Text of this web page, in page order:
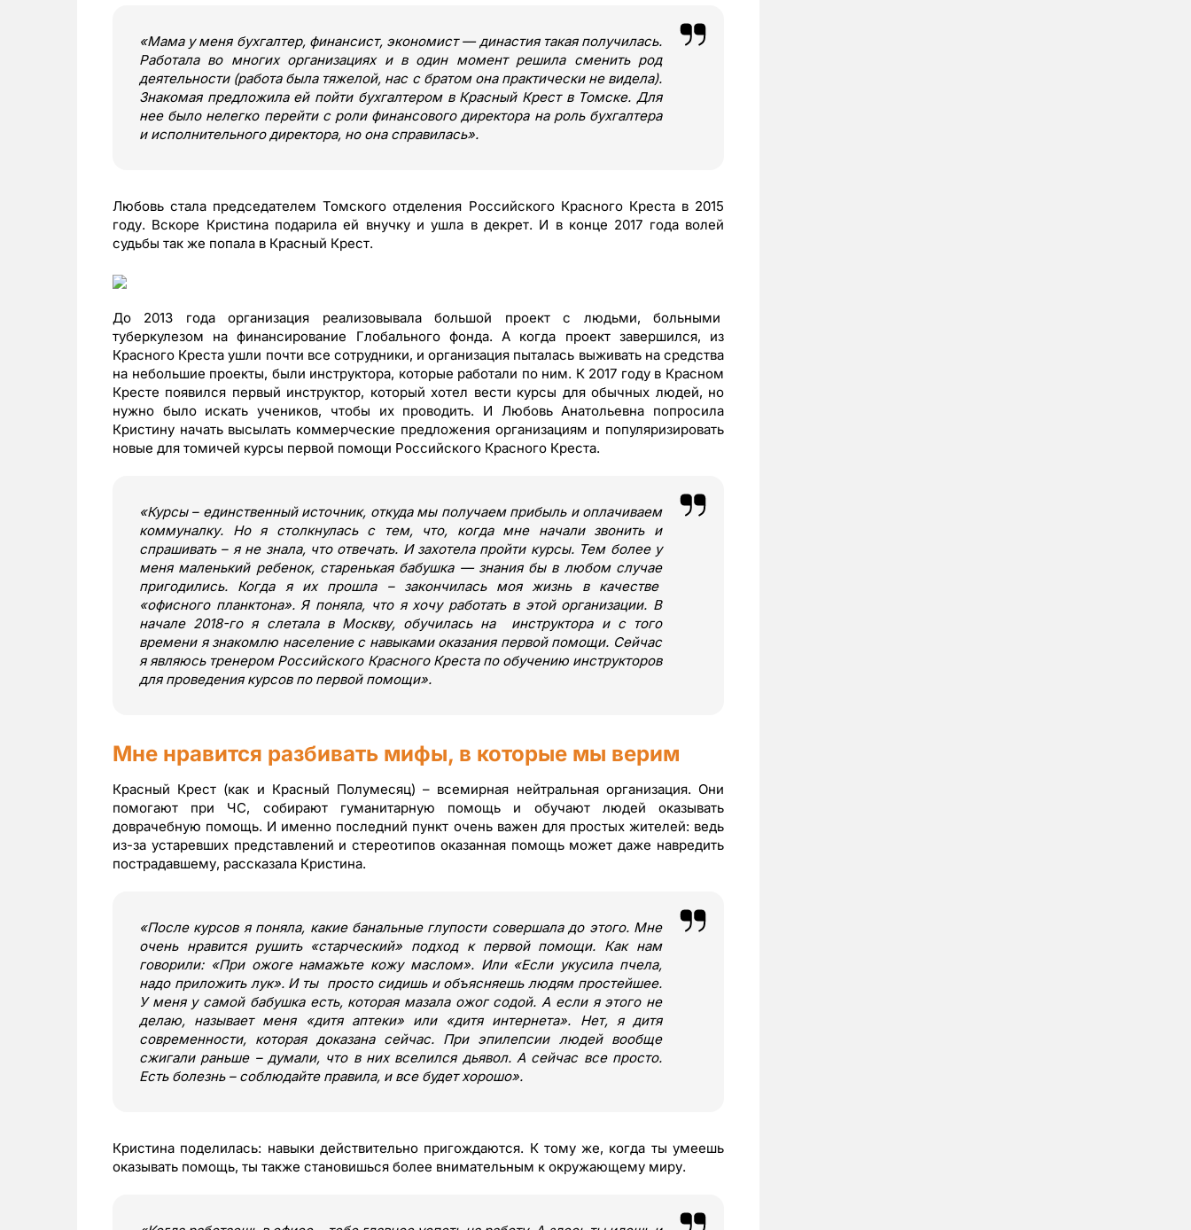
«Мама у меня бухгалтер, финансист, экономист — династия такая получилась.
Работала во многих организациях и в один момент решила сменить род
деятельности (работа была тяжелой, нас с братом она практически не видела).
Знакомая предложила ей пойти бухгалтером в Красный Крест в Томске. Для
нее было нелегко перейти с роли финансового директора на роль бухгалтера
и исполнительного директора, но она справилась».
Любовь стала председателем Томского отделения Российского Красного Креста в 2015
году. Вскоре Кристина подарила ей внучку и ушла в декрет. И в конце 2017 года волей
судьбы так же попала в Красный Крест.
До 2013 года организация реализовывала большой проект с людьми, больными
туберкулезом на финансирование Глобального фонда. А когда проект завершился, из
Красного Креста ушли почти все сотрудники, и организация пыталась выживать на средства
на небольшие проекты, были инструктора, которые работали по ним. К 2017 году в Красном
Кресте появился первый инструктор, который хотел вести курсы для обычных людей, но
нужно было искать учеников, чтобы их проводить. И Любовь Анатольевна попросила
Кристину начать высылать коммерческие предложения организациям и популяризировать
новые для томичей курсы первой помощи Российского Красного Креста.
«Курсы – единственный источник, откуда мы получаем прибыль и оплачиваем
коммуналку. Но я столкнулась с тем, что, когда мне начали звонить и
спрашивать – я не знала, что отвечать. И захотела пройти курсы. Тем более у
меня маленький ребенок, старенькая бабушка — знания бы в любом случае
пригодились. Когда я их прошла – закончилась моя жизнь в качестве
«офисного планктона». Я поняла, что я хочу работать в этой организации. В
начале 2018-го я слетала в Москву, обучилась на инструктора и с того
времени я знакомлю население с навыками оказания первой помощи. Сейчас
я являюсь тренером Российского Красного Креста по обучению инструкторов
для проведения курсов по первой помощи».
Мне нравится разбивать мифы, в которые мы верим
Красный Крест (как и Красный Полумесяц) – всемирная нейтральная организация. Они
помогают при ЧС, собирают гуманитарную помощь и обучают людей оказывать
доврачебную помощь. И именно последний пункт очень важен для простых жителей: ведь
из-за устаревших представлений и стереотипов оказанная помощь может даже навредить
пострадавшему, рассказала Кристина.
«После курсов я поняла, какие банальные глупости совершала до этого. Мне
очень нравится рушить «старческий» подход к первой помощи. Как нам
говорили: «При ожоге намажьте кожу маслом». Или «Если укусила пчела,
надо приложить лук». И ты просто сидишь и объясняешь людям простейшее.
У меня у самой бабушка есть, которая мазала ожог содой. А если я этого не
делаю, называет меня
«дитя аптеки»или «дитя интернета». Нет, я дитя
современности, которая доказана сейчас. При эпилепсии людей вообще
сжигали раньше – думали, что в них вселился дьявол. А сейчас все просто.
Есть болезнь – соблюдайте правила, и все будет хорошо».
Кристина поделилась: навыки действительно пригождаются. К тому же, когда ты умеешь
оказывать помощь, ты также становишься более внимательным к окружающему миру.